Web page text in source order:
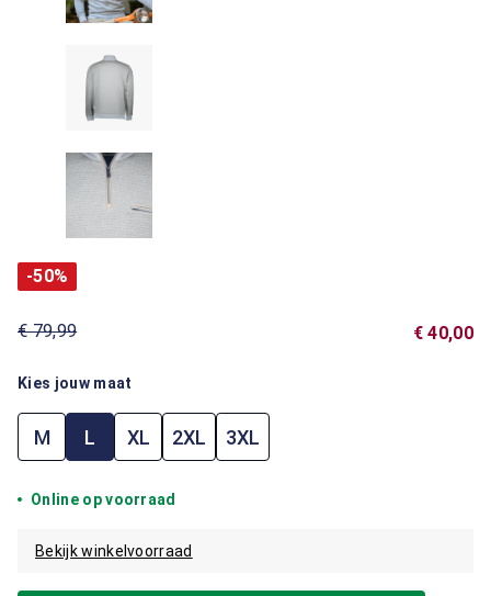
-50%
€ 79,99 € 40,00
Kies jouw maat
M L XL 2XL 3XL
Online op voorraad
Bekijk winkelvoorraad